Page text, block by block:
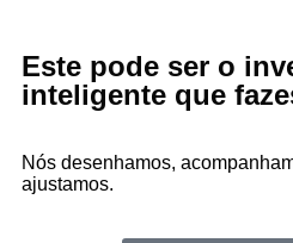
Este pode ser o
inteligente que
Nós desenhamos,
ajustamos.